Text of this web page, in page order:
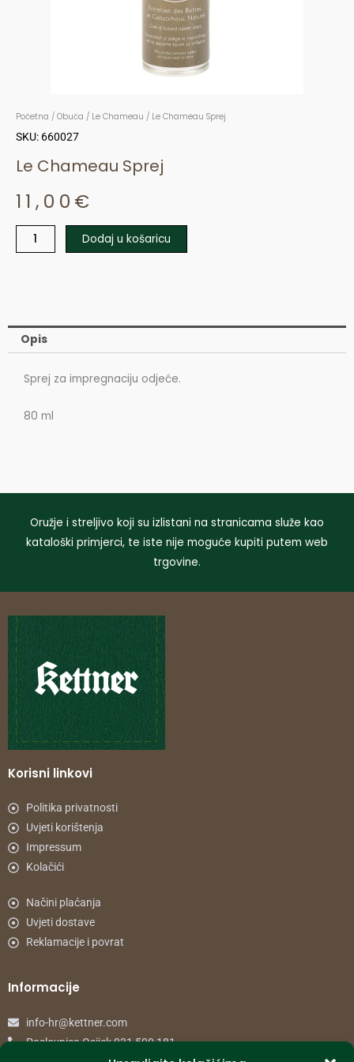
Početna / Obuća / Le Chameau / Le Chameau Sprej
SKU: 660027
Le Chameau Sprej
11,00 €
Dodaj u košaricu
Opis
Sprej za impregnaciju odjeće.
80 ml
Oružje i streljivo koji su izlistani na stranicama služe kao
kataloški primjerci, te iste nije moguće kupiti putem web
trgovine.
Korisni linkovi
Politika privatnosti
Uvjeti korištenja
Impressum
Kolačići
Načini plaćanja
Uvjeti dostave
Reklamacije i povrat
Informacije
info-hr@kettner.com
Poslovnica Osijek 031 500 181